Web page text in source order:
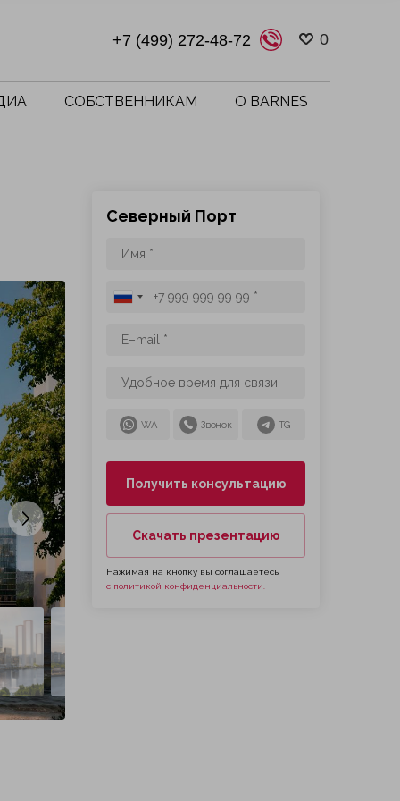
+7 (499) 272-48-72 0
СОБСТВЕННИКАМ О BARNES
Следующий слайд
Северный Порт
WA Звонок TG
Получить консультацию
Скачать презентацию
Нажимая на кнопку вы соглашаетесь
с политикой конфиденциальности.